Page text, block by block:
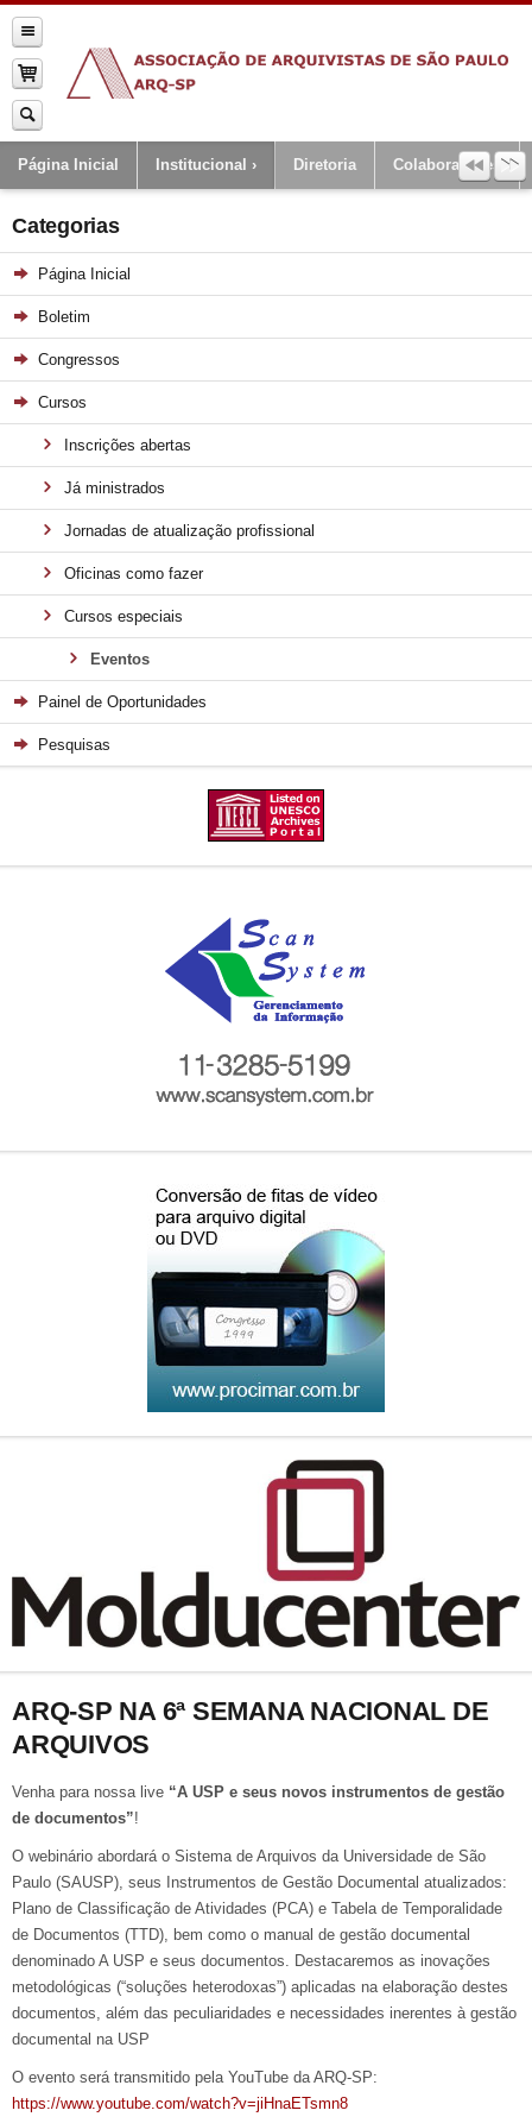
Página Inicial Institucional Diretoria Colaboradores
Categorias
Página Inicial
Boletim
Congressos
Cursos
Inscrições abertas
Já ministrados
Jornadas de atualização profissional
Oficinas como fazer
Cursos especiais
Eventos
Painel de Oportunidades
Pesquisas
ARQ-SP NA 6ª SEMANA NACIONAL DE
ARQUIVOS
Venha para nossa live “A USP e seus novos instrumentos de gestão
de documentos”!
O webinário abordará o Sistema de Arquivos da Universidade de São
Paulo (SAUSP), seus Instrumentos de Gestão Documental atualizados:
Plano de Classificação de Atividades (PCA) e Tabela de Temporalidade
de Documentos (TTD), bem como o manual de gestão documental
denominado A USP e seus documentos. Destacaremos as inovações
metodológicas (“soluções heterodoxas”) aplicadas na elaboração destes
documentos, além das peculiaridades e necessidades inerentes à gestão
documental na USP
O evento será transmitido pela YouTube da ARQ-SP:
https://www.youtube.com/watch?v=jiHnaETsmn8